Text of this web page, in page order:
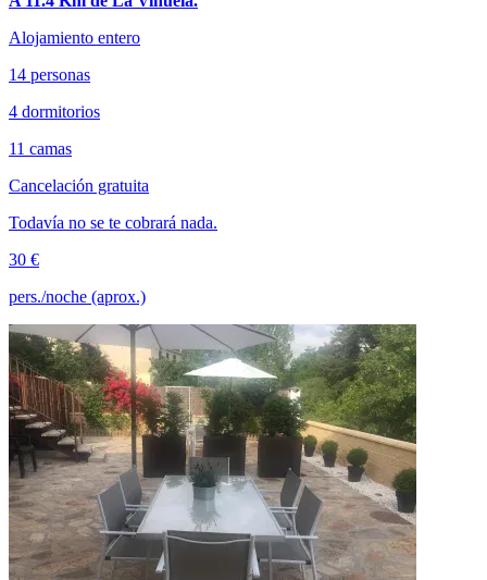
Alojamiento entero
14 personas
4 dormitorios
11 camas
Cancelación gratuita
Todavía no se te cobrará nada.
30 €
pers./noche (aprox.)